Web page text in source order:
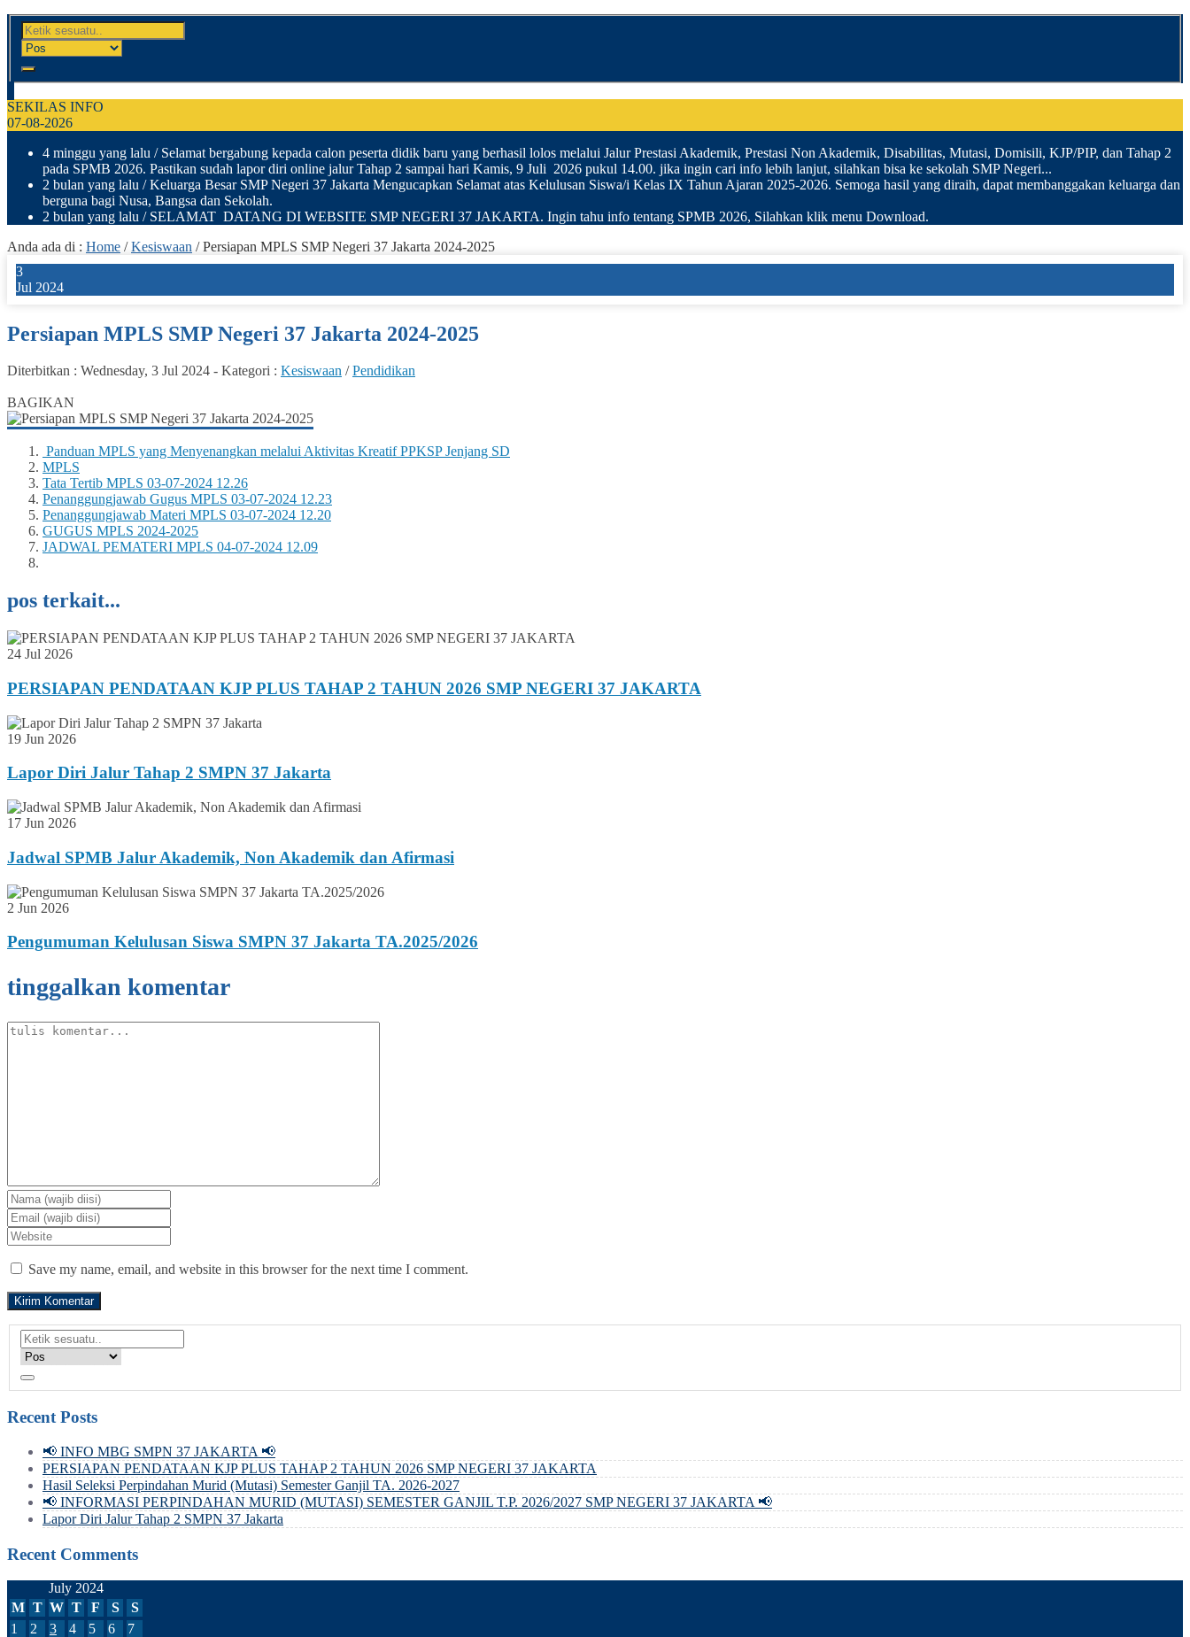
SEKILAS INFO
07-08-2026
4 minggu yang lalu / Selamat bergabung kepada calon peserta didik baru yang berhasil lolos melalui Jalur Prestasi Akademik, Prestasi Non Akademik, Disabilitas, Mutasi, Domisili, KJP/PIP, dan Tahap 2
pada SPMB 2026. Pastikan sudah lapor diri online jalur Tahap 2 sampai hari Kamis, 9 Juli 2026 pukul 14.00. jika ingin cari info lebih lanjut, silahkan bisa ke sekolah SMP Negeri...
2 bulan yang lalu / Keluarga Besar SMP Negeri 37 Jakarta Mengucapkan Selamat atas Kelulusan Siswa/i Kelas IX Tahun Ajaran 2025-2026. Semoga hasil yang diraih, dapat membanggakan keluarga dan
berguna bagi Nusa, Bangsa dan Sekolah.
2 bulan yang lalu / SELAMAT DATANG DI WEBSITE SMP NEGERI 37 JAKARTA. Ingin tahu info tentang SPMB 2026, Silahkan klik menu Download.
Anda ada di : Home /Kesiswaan /Persiapan MPLS SMP Negeri 37 Jakarta 2024-2025
3
Jul 2024
Persiapan MPLS SMP Negeri 37 Jakarta 2024-2025
Diterbitkan : Wednesday, 3 Jul 2024 - Kategori : Kesiswaan /Pendidikan
BAGIKAN
Panduan MPLS yang Menyenangkan melalui Aktivitas Kreatif PPKSP Jenjang SD
MPLS
Tata Tertib MPLS 03-07-2024 12.26
Penanggungjawab Gugus MPLS 03-07-2024 12.23
Penanggungjawab Materi MPLS 03-07-2024 12.20
GUGUS MPLS 2024-2025
JADWAL PEMATERI MPLS 04-07-2024 12.09
pos terkait...
24 Jul 2026
PERSIAPAN PENDATAAN KJP PLUS TAHAP 2 TAHUN 2026 SMP NEGERI 37 JAKARTA
19 Jun 2026
Lapor Diri Jalur Tahap 2 SMPN 37 Jakarta
17 Jun 2026
Jadwal SPMB Jalur Akademik, Non Akademik dan Afirmasi
2 Jun 2026
Pengumuman Kelulusan Siswa SMPN 37 Jakarta TA.2025/2026
tinggalkan komentar
Save my name, email, and website in this browser for the next time I comment.
Recent Posts
📢 INFO MBG SMPN 37 JAKARTA 📢
PERSIAPAN PENDATAAN KJP PLUS TAHAP 2 TAHUN 2026 SMP NEGERI 37 JAKARTA
Hasil Seleksi Perpindahan Murid (Mutasi) Semester Ganjil TA. 2026-2027
📢 INFORMASI PERPINDAHAN MURID (MUTASI) SEMESTER GANJIL T.P. 2026/2027 SMP NEGERI 37 JAKARTA 📢
Lapor Diri Jalur Tahap 2 SMPN 37 Jakarta
Recent Comments
July 2024
M T W T F S
S
1
2 3 4 5 6 7